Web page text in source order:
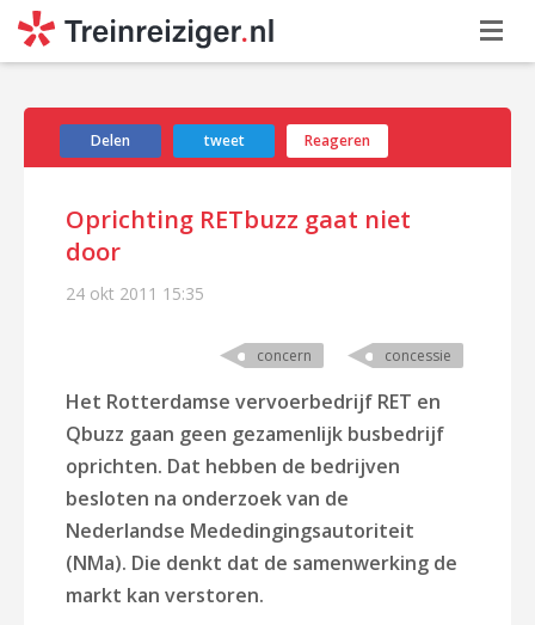
Delen tweet Reageren
Oprichting RETbuzz gaat niet
door
24 okt 2011 15:35
concern concessie
Het Rotterdamse vervoerbedrijf RET en
Qbuzz gaan geen gezamenlijk busbedrijf
oprichten. Dat hebben de bedrijven
besloten na onderzoek van de
Nederlandse Mededingingsautoriteit
(NMa). Die denkt dat de samenwerking de
markt kan verstoren.